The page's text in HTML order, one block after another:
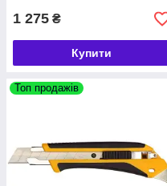
1 275 ₴
Купити
Топ продажів